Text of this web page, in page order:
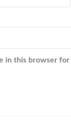
in this browser